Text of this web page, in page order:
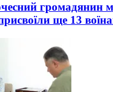
громадянин
ще 13